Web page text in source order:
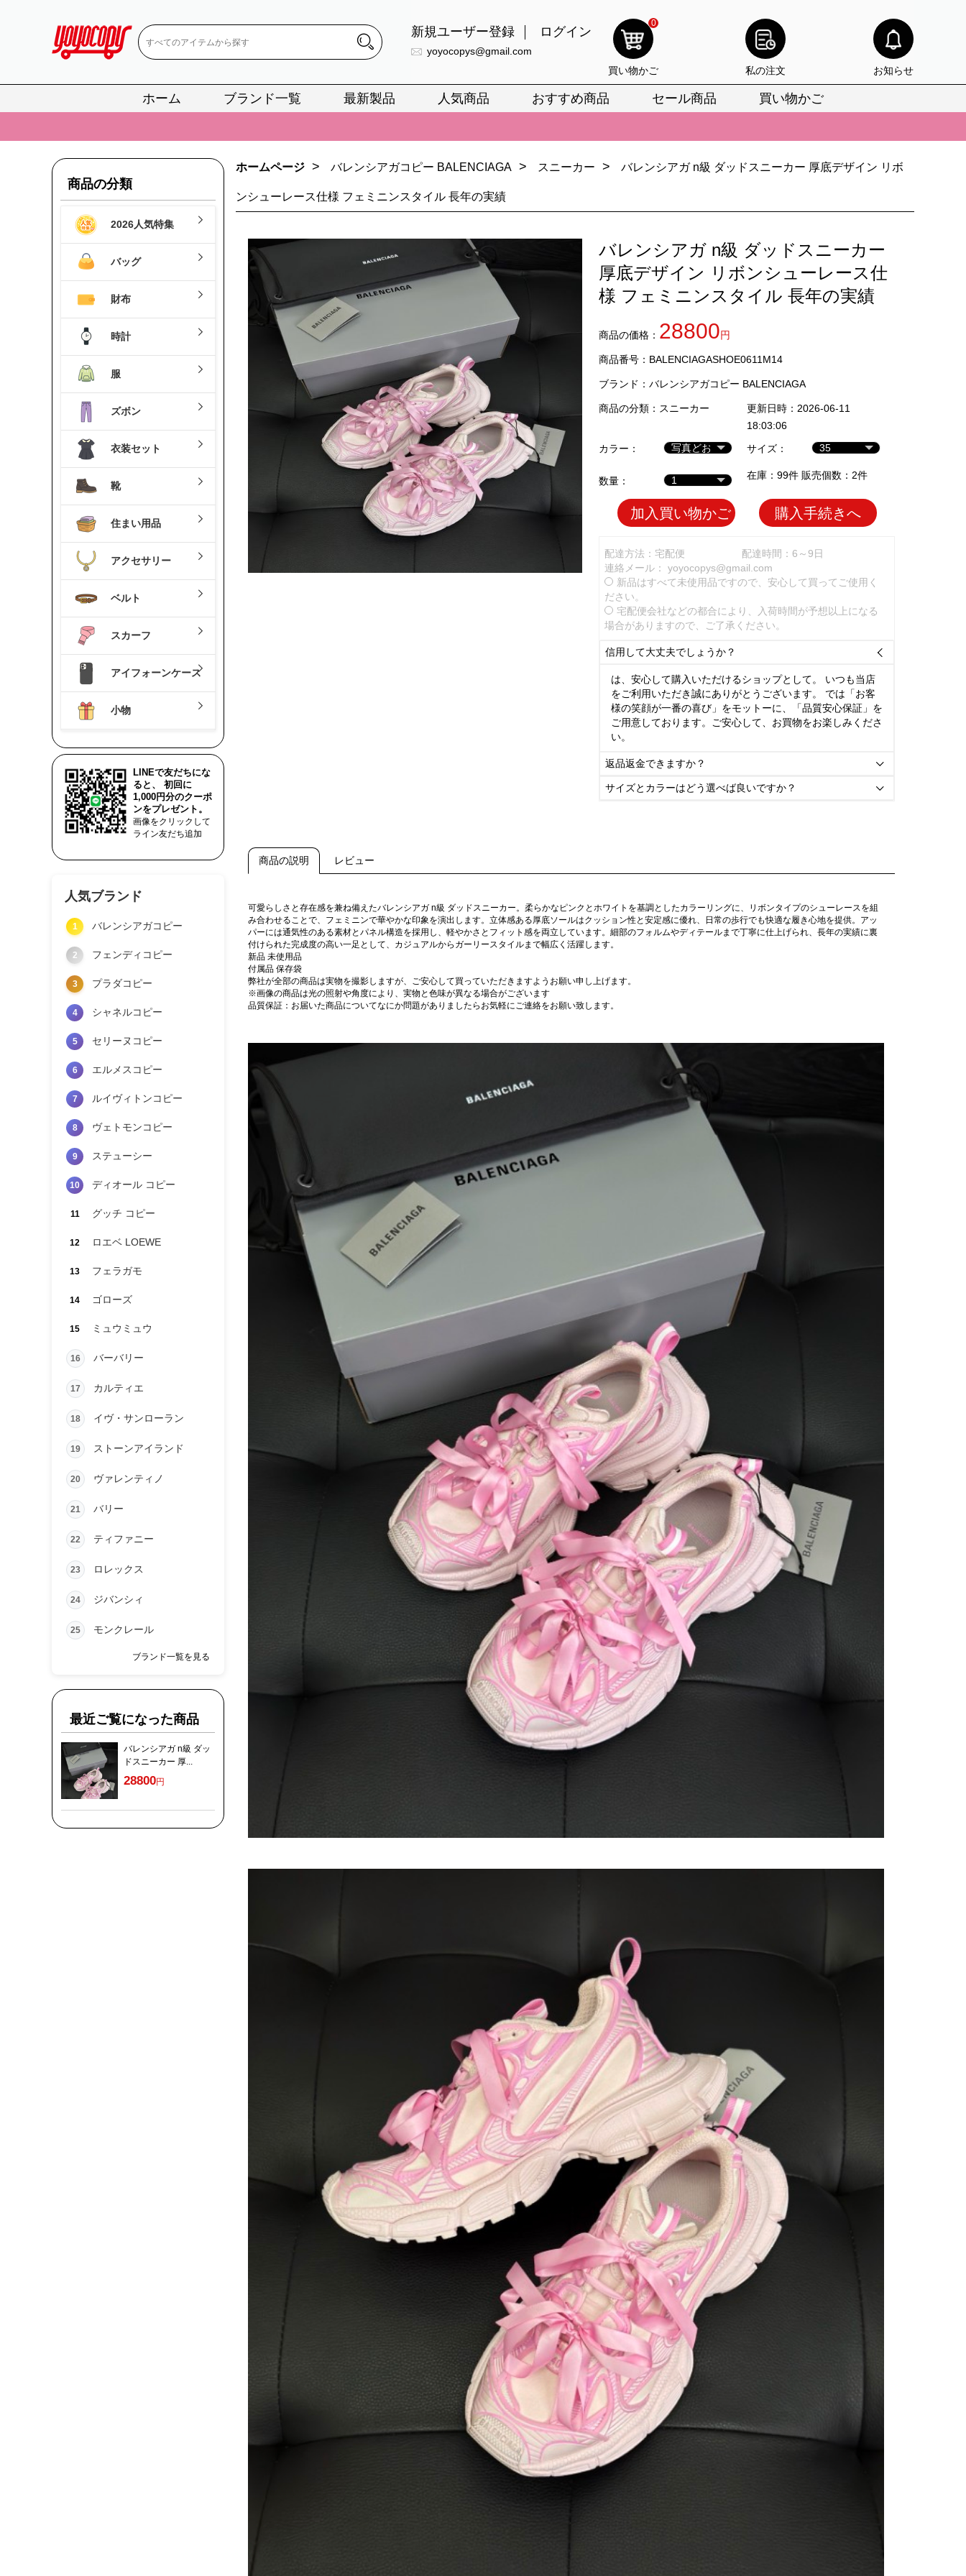
新規ユーザー登録 ログイン
yoyocopys@gmail.com
0
買い物かご 私の注文 お知らせ
ホーム ブランド一覧 最新製品 人気商品 おすすめ商品 セール商品 買い物かご
📢 新作入荷！ルイ・ヴィトンスーパーコピー バッグ最新モデルが登場。上質な仕上がりをお見逃しなく。
📢 当店は正真正銘のn級スーパーコピーのみ取扱い。最高品質の再現度を安心してお選びいただけます。
📢 新作入荷！ルイ・ヴィトンスーパーコピー バッグ最新モデルが登場。上質な仕上がりをお見逃しなく。
商品の分類
2026人気特集
バッグ
財布
時計
服
ズボン
衣装セット
靴
住まい用品
アクセサリー
ベルト
スカーフ
アイフォーンケース
小物
LINEで友だちにな
ると、 初回に
1,000円分のクーポ
ンをプレゼント。
画像をクリックして
ライン友だち追加
人気ブランド
1 バレンシアガコピー
2 フェンディコピー
3 プラダコピー
4 シャネルコピー
5 セリーヌコピー
6 エルメスコピー
7 ルイヴィトンコピー
8 ヴェトモンコピー
9 ステューシー
10 ディオール コピー
11 グッチ コピー
12 ロエベ LOEWE
13 フェラガモ
14 ゴローズ
15 ミュウミュウ
16 バーバリー
17 カルティエ
18 イヴ・サンローラン
19 ストーンアイランド
20 ヴァレンティノ
21 バリー
22 ティファニー
23 ロレックス
24 ジバンシィ
25 モンクレール
ブランド一覧を見る
最近ご覧になった商品
バレンシアガ n級 ダッ
ドスニーカー 厚...
28800円
ホームページ > バレンシアガコピー BALENCIAGA > スニーカー > バレンシアガ n級 ダッドスニーカー 厚底デザイン リボ
ンシューレース仕様 フェミニンスタイル 長年の実績
バレンシアガ n級 ダッドスニーカー
厚底デザイン リボンシューレース仕
様 フェミニンスタイル 長年の実績
商品の価格： 28800円
商品番号：BALENCIAGASHOE0611M14
ブランド： バレンシアガコピー BALENCIAGA
商品の分類： スニーカー
更新日時：2026-06-11
18:03:06
カラー：
サイズ：
数量： 在庫：99件 販売個数：2件
加入買い物かご 購入手続きへ
配達方法：宅配便
配達時間：6～9日
連絡メール： yoyocopys@gmail.com
新品はすべて未使用品ですので、安心して買ってご使用く
ださい。
宅配便会社などの都合により、入荷時間が予想以上になる
場合がありますので、ご了承ください。
信用して大丈夫でしょうか？ 
は、安心して購入いただけるショップとして。 いつも当店
をご利用いただき誠にありがとうございます。 では「お客
様の笑顔が一番の喜び」をモットーに、「品質安心保証」を
ご用意しております。ご安心して、お買物をお楽しみくださ
い。
返品返金できますか？ 
サイズとカラーはどう選べば良いですか？ 
商品の説明 レビュー
可愛らしさと存在感を兼ね備えたバレンシアガ n級 ダッドスニーカー。柔らかなピンクとホワイトを基調としたカラーリングに、リボンタイプのシューレースを組
み合わせることで、フェミニンで華やかな印象を演出します。立体感ある厚底ソールはクッション性と安定感に優れ、日常の歩行でも快適な履き心地を提供。アッ
パーには通気性のある素材とパネル構造を採用し、軽やかさとフィット感を両立しています。細部のフォルムやディテールまで丁寧に仕上げられ、長年の実績に裏
付けられた完成度の高い一足として、カジュアルからガーリースタイルまで幅広く活躍します。
新品 未使用品
付属品 保存袋
弊社が全部の商品は実物を撮影しますが、ご安心して買っていただきますようお願い申し上げます。
※画像の商品は光の照射や角度により、実物と色味が異なる場合がございます
品質保証：お届いた商品についてなにか問題がありましたらお気軽にご連絡をお願い致します。